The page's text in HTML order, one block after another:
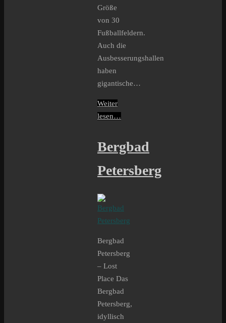
Größe
von 30
Fußballfeldern.
Auch die
Ausbesserungshallen
haben
gigantische…
Weiter
lesen…
Bergbad
Petersberg
Bergbad
Petersberg
– Lost
Place Das
Bergbad
Petersberg,
idyllisch